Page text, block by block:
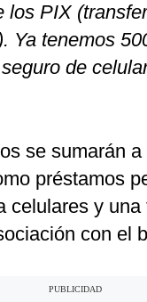
los PIX
Ya tenemos
de
se sumarán
préstamos
celulares y una
con el